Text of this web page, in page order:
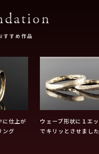
すすめ作品
に仕上が
ング
ウェーブ形状に１エ
でキリッとさせまし